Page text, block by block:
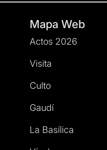
Mapa Web
Actos 2026
Visita
Culto
Gaudí
La Basílica